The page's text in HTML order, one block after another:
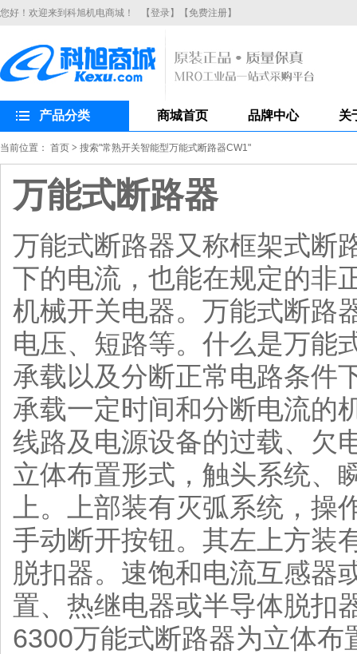
您好！欢迎来到科旭机电商城！ 【登录】 【免费注册】
产品分类 商城首页 品牌中心 关
当前位置： 首页 > 搜索"常熟开关智能型万能式断路器CW1"
万能式断路器
万能式断路器又称框架式断
下的电流，也能在规定的非
机械开关电器。万能式断路
电压、短路等。什么是万能
承载以及分断正常电路条件
承载一定时间和分断电流的
线路及电源设备的过载、欠
立体布置形式，触头系统、
上。上部装有灭弧系统，操
手动断开按钮。其左上方装
脱扣器。速饱和电流互感器
置、热继电器或半导体脱扣
6300万能式断路器为立体